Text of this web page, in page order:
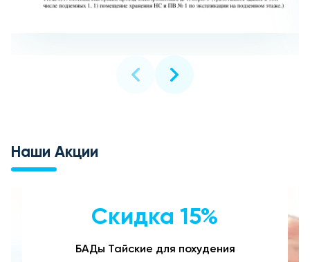
Наши Акции
Скидка 15%
БАДы Тайские для похудения